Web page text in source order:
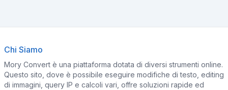
Chi Siamo
Mory Convert è una piattaforma dotata di diversi strumenti online.
Questo sito, dove è possibile eseguire modifiche di testo, editing
di immagini, query IP e calcoli vari, offre soluzioni rapide ed